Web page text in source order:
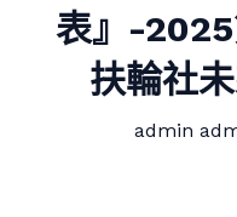
表』-
扶輪社
admin